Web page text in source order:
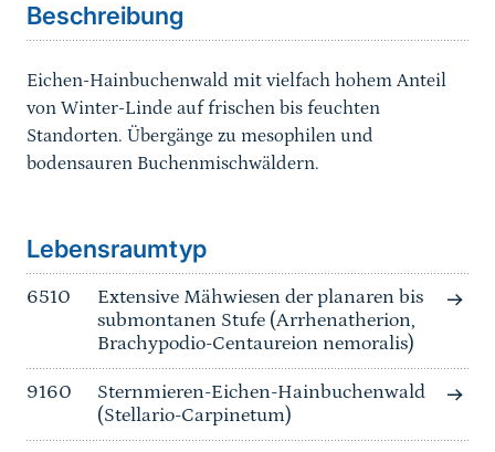
Beschreibung
Eichen-Hainbuchenwald mit vielfach hohem Anteil
von Winter-Linde auf frischen bis feuchten
Standorten. Übergänge zu mesophilen und
bodensauren Buchenmischwäldern.
Lebensraumtyp
6510
Extensive Mähwiesen der planaren bis
submontanen Stufe (Arrhenatherion,
Brachypodio-Centaureion nemoralis)
9160
Sternmieren-Eichen-Hainbuchenwald
(Stellario-Carpinetum)